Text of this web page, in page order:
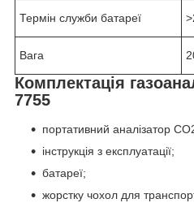
Термін служби батареї
Вага
Комплектація
7755
портативний аналізатор CO
інструкція з експлуатації;
батареї;
жорстку чохол для